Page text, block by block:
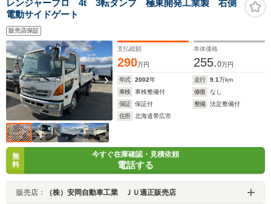
レンジャープロ 4t 3転ダンプ 極東開発工業製 右側
電動サイドゲート
販売店保証
支払総額
290万円
本体価格
255.0万円
年式 2002年 走行 9.1万km
車検
車検整備付 修復
なし
保証
保証付 整備
法定整備付
住所
北海道帯広市
無
料
今すぐ在庫確認・見積依頼
電話する
販売店： （株）安岡自動車工業 ＪＵ適正販売店